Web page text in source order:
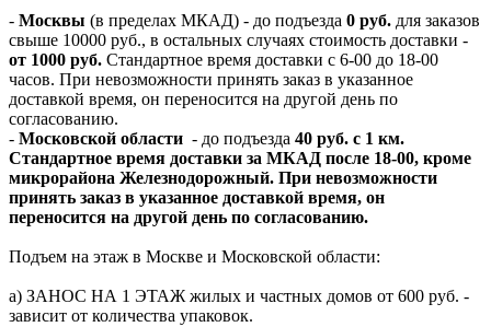
- Москвы (в пределах МКАД) - до подъезда 0 руб. для заказов
свыше 10000 руб., в остальных случаях стоимость доставки -
от 1000 руб. Стандартное время доставки с 6-00 до 18-00
часов. При невозможности принять заказ в указанное
доставкой время, он переносится на другой день по
согласованию.
- Московской области - до подъезда 40 руб. с 1 км.
Стандартное время доставки за МКАД после 18-00, кроме
микрорайона Железнодорожный. При невозможности
принять заказ в указанное доставкой время, он
переносится на другой день по согласованию.
Подъем на этаж в Москве и Московской области:
а) ЗАНОС НА 1 ЭТАЖ жилых и частных домов от 600 руб. -
зависит от количества упаковок.